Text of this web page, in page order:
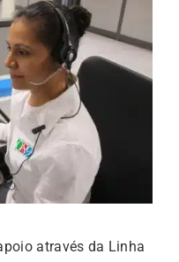
através da Linha